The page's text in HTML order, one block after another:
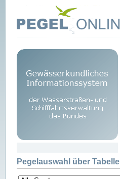
Pegelauswahl über Tabelle